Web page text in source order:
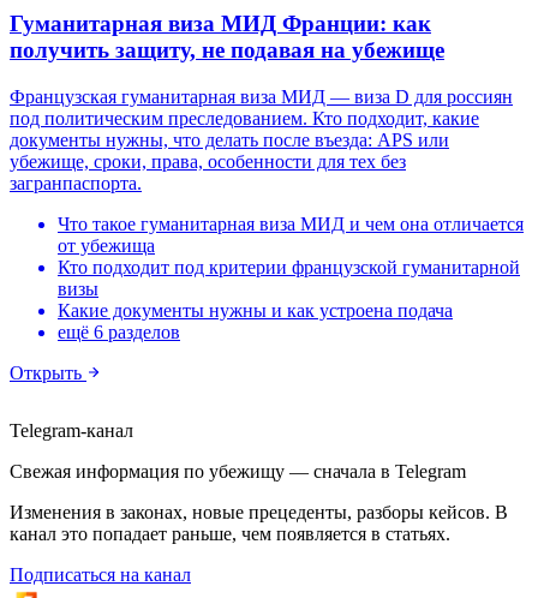
Гуманитарная виза МИД Франции: как
получить защиту, не подавая на убежище
Французская гуманитарная виза МИД — виза D для россиян
под политическим преследованием. Кто подходит, какие
документы нужны, что делать после въезда: APS или
убежище, сроки, права, особенности для тех без
загранпаспорта.
Что такое гуманитарная виза МИД и чем она отличается
от убежища
Кто подходит под критерии французской гуманитарной
визы
Какие документы нужны и как устроена подача
ещё 6 разделов
Открыть
Telegram-канал
Свежая информация по убежищу — сначала в Telegram
Изменения в законах, новые прецеденты, разборы кейсов. В
канал это попадает раньше, чем появляется в статьях.
Подписаться на канал